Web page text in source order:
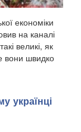
економіки
на каналі
великі, як
вони швидко
українці